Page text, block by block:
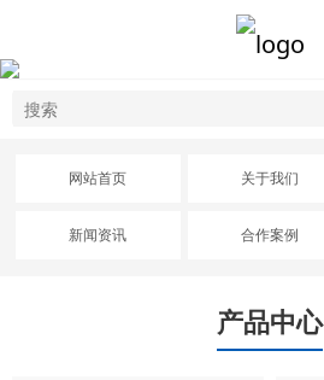
网站首页 关于我们
新闻资讯 合作案例
产品中心